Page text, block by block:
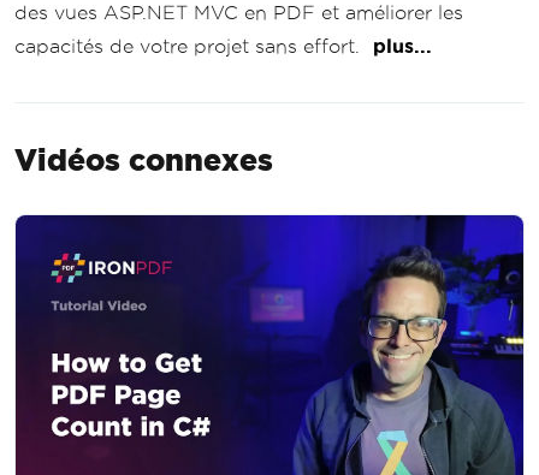
des vues ASP.NET MVC en PDF et améliorer les
capacités de votre projet sans effort.
plus...
Vidéos connexes